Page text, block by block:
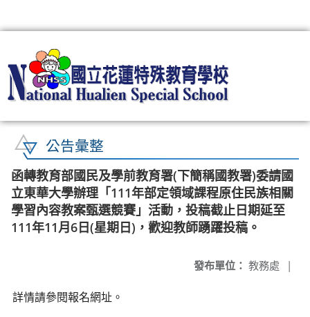
公告彙整
函轉教育部國民及學前教育署(下簡稱國教署)委請國
立東華大學辦理「111年部定領域課程原住民族相關
學習內容教案甄選競賽」活動，投稿截止日期延至
111年11月6日(星期日)，歡迎教師踴躍投稿。
發布單位： 教務處 |
詳情請參閱報名網址。